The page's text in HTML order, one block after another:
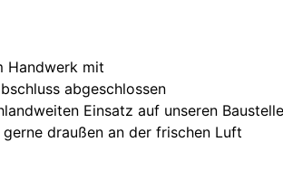
Handwerk mit
abgeschlossen
Einsatz auf unseren
draußen an der frischen Luft